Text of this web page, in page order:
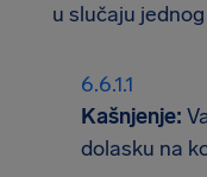
u slučaju
Kašnjenje:
dolasku na